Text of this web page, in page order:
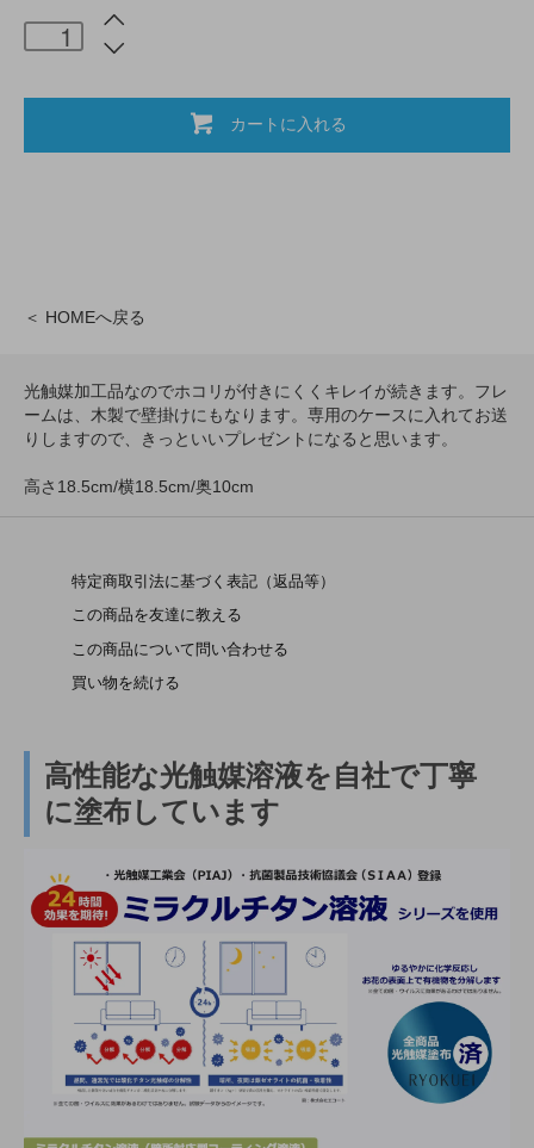
カートに入れる
＜ HOMEへ戻る
光触媒加工品なのでホコリが付きにくくキレイが続きます。フレ
ームは、木製で壁掛けにもなります。専用のケースに入れてお送
りしますので、きっといいプレゼントになると思います。
高さ18.5cm/横18.5cm/奥10cm
特定商取引法に基づく表記（返品等）
この商品を友達に教える
この商品について問い合わせる
買い物を続ける
高性能な光触媒溶液を自社で丁寧
に塗布しています